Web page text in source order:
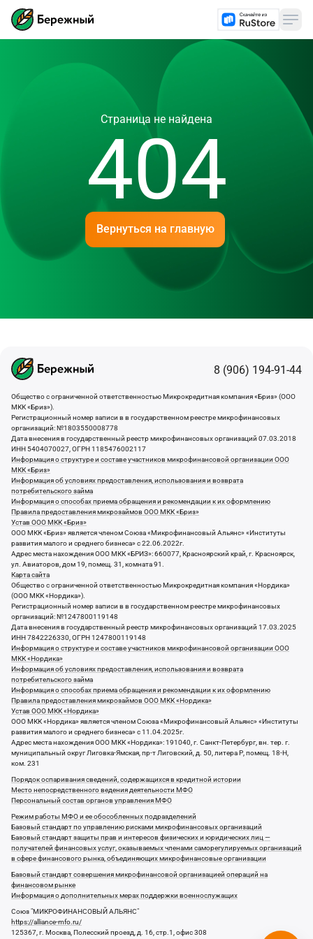
Страница не найдена
404
Вернуться на главную
8 (906) 194-91-44
Общество с ограниченной ответственностью Микрокредитная компания «Бриз» (ООО
МКК «Бриз»).
Регистрационный номер записи в в государственном реестре микрофинансовых
организаций: №1803550008778
Дата внесения в государственный реестр микрофинансовых организаций 07.03.2018
ИНН 5404070027, ОГРН 1185476002117
Информация о структуре и составе участников микрофинансовой организации ООО
МКК «Бриз»
Информация об условиях предоставления, использования и возврата
потребительского займа
Информация о способах приема обращения и рекомендации к их оформлению
Правила предоставления микрозаймов ООО МКК «Бриз»
Устав ООО МКК «Бриз»
ООО МКК «Бриз» является членом Союза «Микрофинансовый Альянс» «Институты
развития малого и среднего бизнеса» с 22.06.2022г.
Адрес места нахождения ООО МКК «БРИЗ»: 660077, Красноярский край, г. Красноярск,
ул. Авиаторов, дом 19, помещ. 31, комната 91.
Карта сайта
Общество с ограниченной ответственностью Микрокредитная компания «Нордика»
(ООО МКК «Нордика»).
Регистрационный номер записи в в государственном реестре микрофинансовых
организаций: №1247800119148
Дата внесения в государственный реестр микрофинансовых организаций 17.03.2025
ИНН 7842226330, ОГРН 1247800119148
Информация о структуре и составе участников микрофинансовой организации ООО
МКК «Нордика»
Информация об условиях предоставления, использования и возврата
потребительского займа
Информация о способах приема обращения и рекомендации к их оформлению
Правила предоставления микрозаймов ООО МКК «Нордика»
Устав ООО МКК «Нордика»
ООО МКК «Нордика» является членом Союза «Микрофинансовый Альянс» «Институты
развития малого и среднего бизнеса» с 11.04.2025г.
Адрес места нахождения ООО МКК «Нордика»: 191040, г. Санкт-Петербург, вн. тер. г.
муниципальный округ Лиговка-Ямская, пр-т Лиговский, д. 50, литера Р, помещ. 18-Н,
ком. 231
Порядок оспаривания сведений, содержащихся в кредитной истории
Место непосредственного ведения деятельности МФО
Персональный состав органов управления МФО
Режим работы МФО и ее обособленных подразделений
Базовый стандарт по управлению рисками микрофинансовых организаций
Базовый стандарт защиты прав и интересов физических и юридических лиц —
получателей финансовых услуг, оказываемых членами саморегулируемых организаций
в сфере финансового рынка, объединяющих микрофинансовые организации
Базовый стандарт совершения микрофинансовой организацией операций на
финансовом рынке
Информация о дополнительных мерах поддержки военнослужащих
Союз "МИКРОФИНАНСОВЫЙ АЛЬЯНС"
https://alliance-mfo.ru/
125367, г. Москва, Полесский проезд, д. 16, стр.1, офис 308